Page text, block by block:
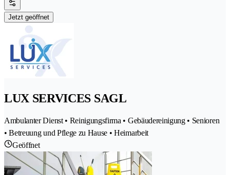
Jetzt geöffnet
LUX SERVICES SAGL
Ambulanter Dienst • Reinigungsfirma • Gebäudereinigung • Senioren
• Betreuung und Pflege zu Hause • Heimarbeit
Geöffnet